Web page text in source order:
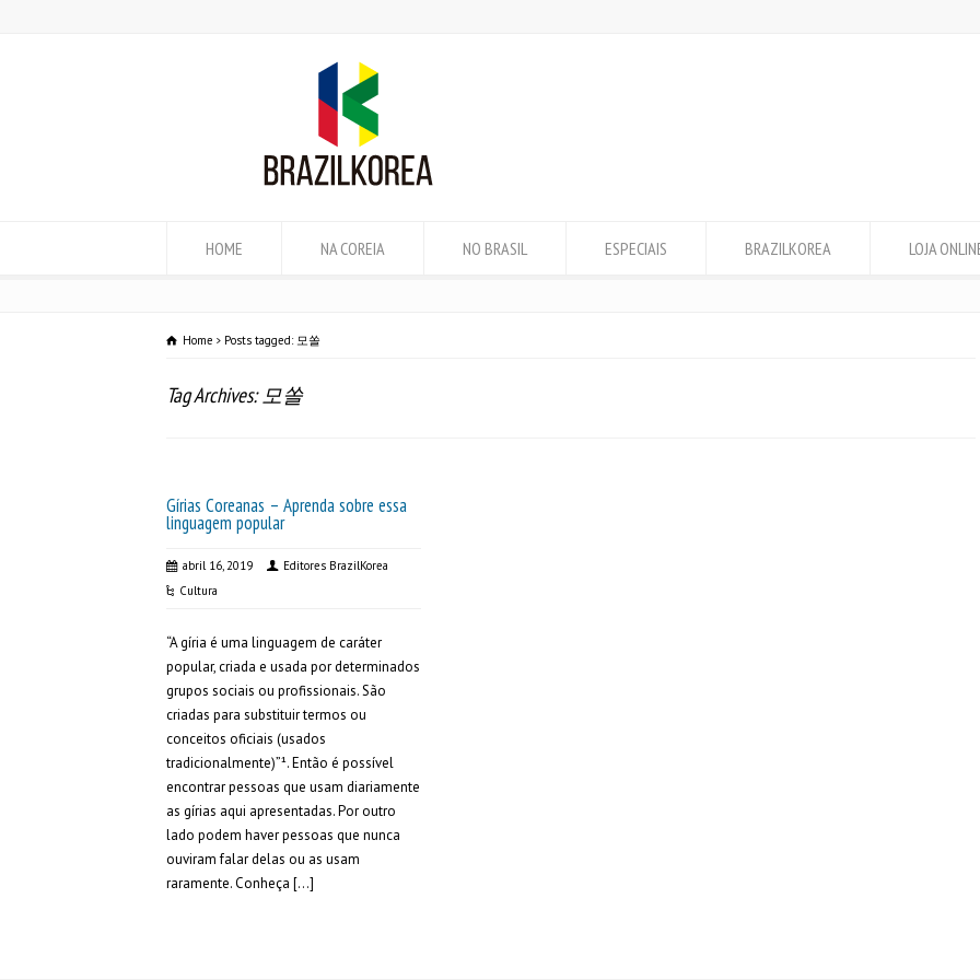
HOME NA COREIA NO BRASIL ESPECIAIS BRAZILKOREA LOJA
Home Posts tagged: 모쏠
Tag Archives: 모쏠
Gírias Coreanas – Aprenda sobre essa
linguagem popular
abril 16, 2019
Editores BrazilKorea
Cultura
“A gíria é uma linguagem de caráter
popular, criada e usada por determinados
grupos sociais ou profissionais. São
criadas para substituir termos ou
conceitos oficiais (usados
tradicionalmente)”¹. Então é possível
encontrar pessoas que usam diariamente
as gírias aqui apresentadas. Por outro
lado podem haver pessoas que nunca
ouviram falar delas ou as usam
raramente. Conheça […]